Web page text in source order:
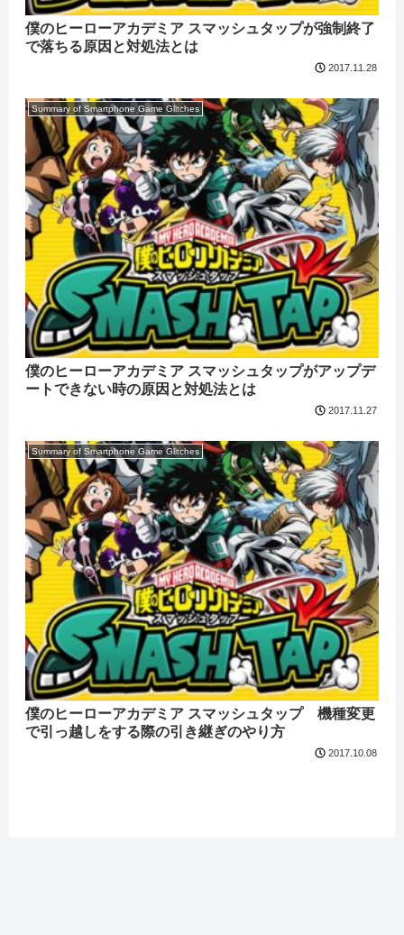
僕のヒーローアカデミア スマッシュタップが強制終了
で落ちる原因と対処法とは
2017.11.28
Summary of Smartphone Game Glitches
僕のヒーローアカデミア スマッシュタップがアップデ
ートできない時の原因と対処法とは
2017.11.27
Summary of Smartphone Game Glitches
僕のヒーローアカデミア スマッシュタップ 機種変更
で引っ越しをする際の引き継ぎのやり方
2017.10.08